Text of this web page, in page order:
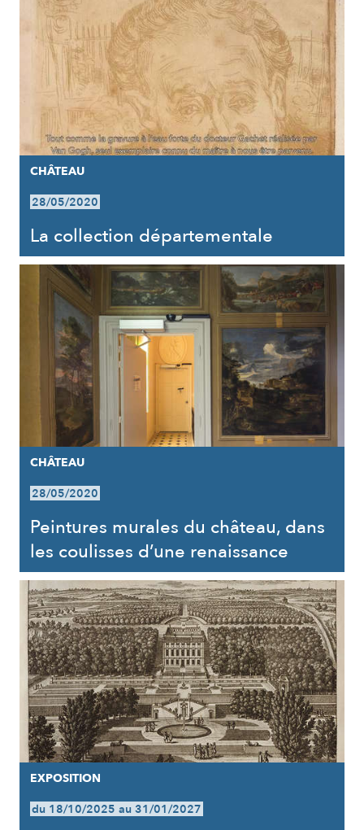
CHÂTEAU
28/05/2020
La collection départementale
CHÂTEAU
28/05/2020
Peintures murales du château, dans
les coulisses d’une renaissance
EXPOSITION
du 18/10/2025 au 31/01/2027